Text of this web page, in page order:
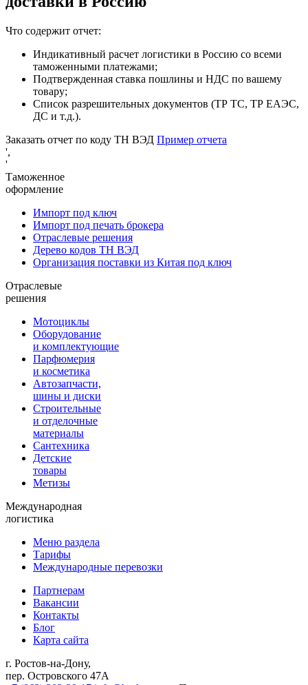
Что содержит отчет:
Индикативный расчет логистики в Россию со всеми
таможенными платежами;
Подтвержденная ставка пошлины и НДС по вашему
товару;
Список разрешительных документов (ТР ТС, ТР ЕАЭС,
ДС и т.д.).
Заказать отчет по коду ТН ВЭД Пример отчета
',
'
Таможенное
оформление
Импорт под ключ
Импорт под печать брокера
Отраслевые решения
Дерево кодов ТН ВЭД
Организация поставки из Китая под ключ
Отраслевые
решения
Мотоциклы
Оборудование
и комплектующие
Парфюмерия
и косметика
Автозапчасти,
шины и диски
Строительные
и отделочные
материалы
Сантехника
Детские
товары
Метизы
Международная
логистика
Меню раздела
Тарифы
Международные перевозки
Партнерам
Вакансии
Контакты
Блог
Карта сайта
г. Ростов-на-Дону,
пер. Островского 47А